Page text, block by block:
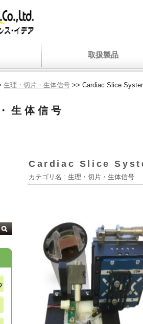
取扱製品
生理・切片・生体信号 >> Cardiac Slice
生体信号
Cardiac Slice
カテゴリ名 : 生理・切片・生体信号